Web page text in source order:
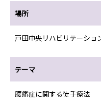
場所
戸田中央リハビリテーシ
テーマ
腰痛症に関する徒手療法